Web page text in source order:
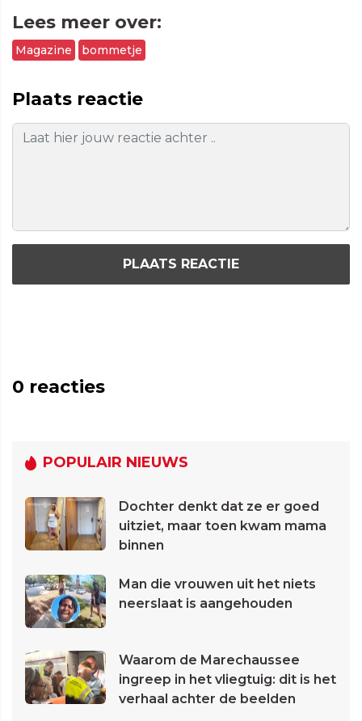
Lees meer over:
Magazine bommetje
Plaats reactie
PLAATS REACTIE
0 reacties
POPULAIR NIEUWS
Dochter denkt dat ze er goed
uitziet, maar toen kwam mama
binnen
Man die vrouwen uit het niets
neerslaat is aangehouden
Waarom de Marechaussee
ingreep in het vliegtuig: dit is het
verhaal achter de beelden